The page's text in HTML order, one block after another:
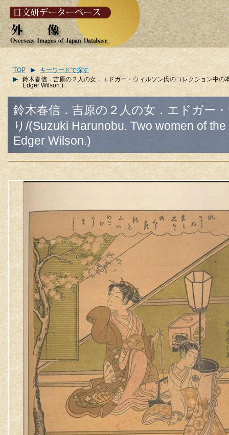
TOP
キーワードで探す
鈴木春信．吉原の２人の女．エドガー・ウィルソン氏のコレクション中
Edger Wilson.)
鈴木春信．吉原の２人の女．エドガー
り/(Suzuki Harunobu. Two women of
Edger Wilson.)